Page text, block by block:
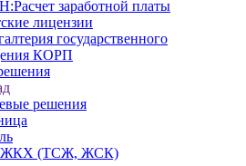
заработной платы
лицензии
государственного
КОРП
решения
ЖКХ (ТСЖ, ЖСК)